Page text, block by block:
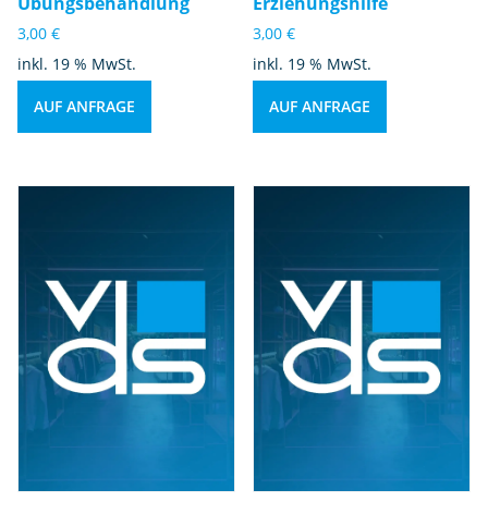
3,00 €
inkl. 19 % MwSt.
AUF ANFRAGE
3,00€
inkl. 19 % MwSt.
AUF ANFRAGE